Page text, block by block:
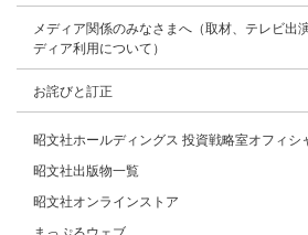
メディア関係のみなさまへ（取材、テレビ出
ディア利用について）
お詫びと訂正
昭文社ホールディングス 投資戦略室オフィシ
昭文社出版物一覧
昭文社オンラインストア
まっぷるウェブ